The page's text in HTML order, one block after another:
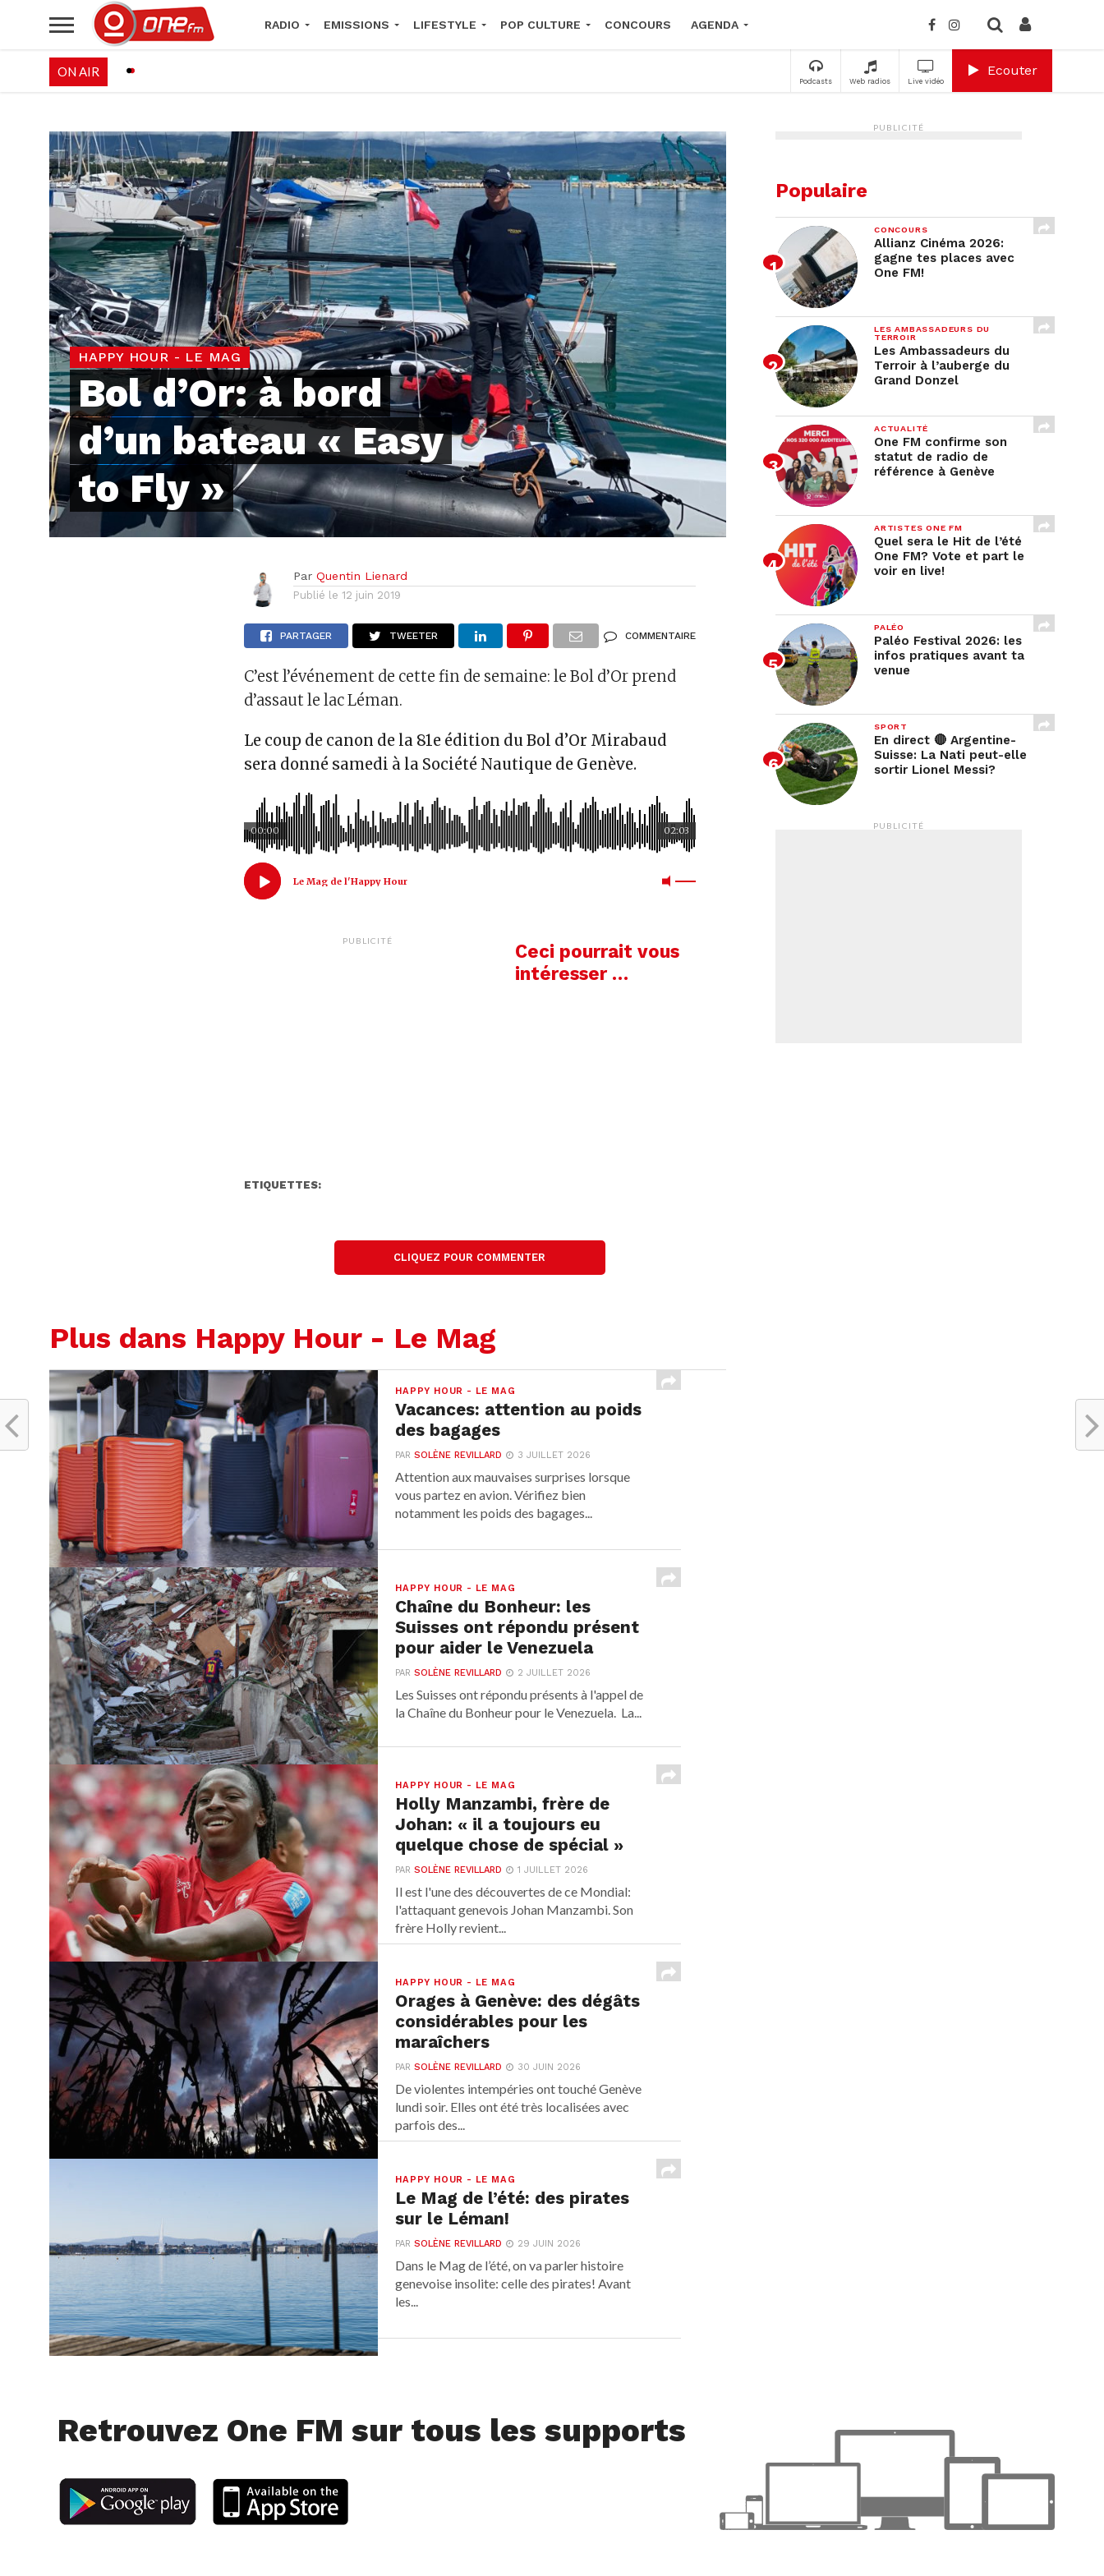
RADIO EMISSIONS LIFESTYLE POP CULTURE CONCOURS AGENDA
Podcasts Web radios Live vidéo
Ecouter
ON AIR
HAPPY HOUR - LE MAG
Bol d’Or: à bord
d’un bateau « Easy
to Fly »
Par Quentin Lienard
Publié le 12 juin 2019
PARTAGER TWEETER COMMENTAIRE
C’est l’événement de cette fin de semaine: le Bol d’Or prend
d’assaut le lac Léman.
Le coup de canon de la 81e édition du Bol d’Or Mirabaud
sera donné samedi à la Société Nautique de Genève.
02:03
00:00
Le Mag de l'Happy Hour
PUBLICITÉ
Ceci pourrait vous
intéresser …
ETIQUETTES:
CLIQUEZ POUR COMMENTER
Plus dans Happy Hour - Le Mag
HAPPY HOUR - LE MAG
Vacances: attention au poids
des bagages
PARSOLÈNE REVILLARD 3 JUILLET 2026
Attention aux mauvaises surprises lorsque
vous partez en avion. Vérifiez bien
notamment les poids des bagages...
HAPPY HOUR - LE MAG
Chaîne du Bonheur: les
Suisses ont répondu présent
pour aider le Venezuela
PARSOLÈNE REVILLARD 2 JUILLET 2026
Les Suisses ont répondu présents à l'appel de
la Chaîne du Bonheur pour le Venezuela. La...
HAPPY HOUR - LE MAG
Holly Manzambi, frère de
Johan: « il a toujours eu
quelque chose de spécial »
PARSOLÈNE REVILLARD 1 JUILLET 2026
Il est l'une des découvertes de ce Mondial:
l'attaquant genevois Johan Manzambi. Son
frère Holly revient...
HAPPY HOUR - LE MAG
Orages à Genève: des dégâts
considérables pour les
maraîchers
PARSOLÈNE REVILLARD 30 JUIN 2026
De violentes intempéries ont touché Genève
lundi soir. Elles ont été très localisées avec
parfois des...
HAPPY HOUR - LE MAG
Le Mag de l’été: des pirates
sur le Léman!
PARSOLÈNE REVILLARD 29 JUIN 2026
Dans le Mag de l’été, on va parler histoire
genevoise insolite: celle des pirates! Avant
les...
PUBLICITÉ
Populaire
CONCOURS
Allianz Cinéma 2026:
gagne tes places avec
One FM!
LES AMBASSADEURS DU
TERROIR
Les Ambassadeurs du
Terroir à l’auberge du
Grand Donzel
ACTUALITÉ
One FM confirme son
statut de radio de
référence à Genève
ARTISTES ONE FM
Quel sera le Hit de l’été
One FM? Vote et part le
voir en live!
PALÉO
Paléo Festival 2026: les
infos pratiques avant ta
venue
SPORT
En direct 🔴 Argentine-
Suisse: La Nati peut-elle
sortir Lionel Messi?
PUBLICITÉ
Retrouvez One FM sur tous les supports